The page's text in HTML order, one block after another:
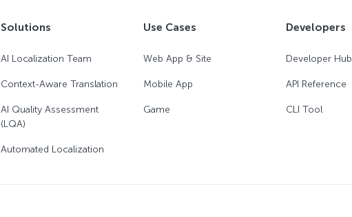
Solutions
AI Localization Team
Context-Aware Translation
AI Quality Assessment
(LQA)
Automated Localization
Use Cases
Web App & Site
Mobile App
Game
Developers
Developer Hub
API Reference
CLI Tool